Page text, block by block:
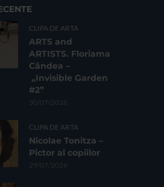
CLIPA DE ARTA
ARTS and
ARTISTS. Floriama
Cândea –
„Invisible Garden
#2”
30/07/2026
CLIPA DE ARTA
Nicolae Tonitza –
Pictor al copiilor
29/07/2026